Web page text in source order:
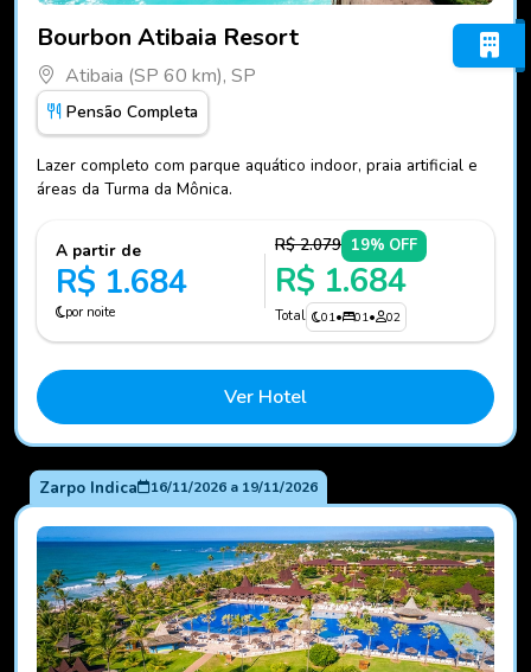
Bourbon Atibaia Resort
Atibaia (SP 60 km), SP
Pensão Completa
Lazer completo com parque aquático indoor, praia artificial e
áreas da Turma da Mônica.
A partir de
R$ 1.684
por noite
R$ 2.079 19% OFF
R$ 1.684
Total 01• 01• 02
Ver Hotel
Zarpo Indica 16/11/2026a 19/11/2026